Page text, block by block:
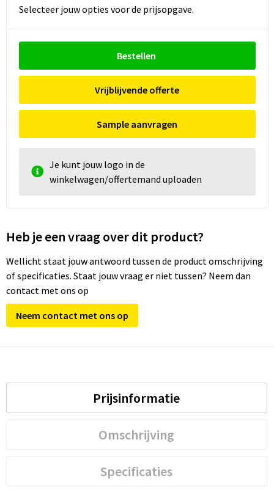
Selecteer jouw opties voor de prijsopgave.
Bestellen
Vrijblijvende offerte
Sample aanvragen
Je kunt jouw logo in de
winkelwagen/offertemand uploaden
Heb je een vraag over dit product?
Wellicht staat jouw antwoord tussen de product omschrijving
of specificaties. Staat jouw vraag er niet tussen? Neem dan
contact met ons op
Neem contact met ons op
Prijsinformatie
Omschrijving
Specificaties